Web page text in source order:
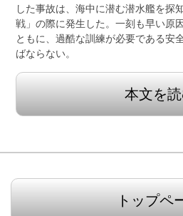
した事故は、海中に潜む潜水艦を探
戦」の際に発生した。一刻も早い原
ともに、過酷な訓練が必要である安
ばならない。
本文を
トップペ